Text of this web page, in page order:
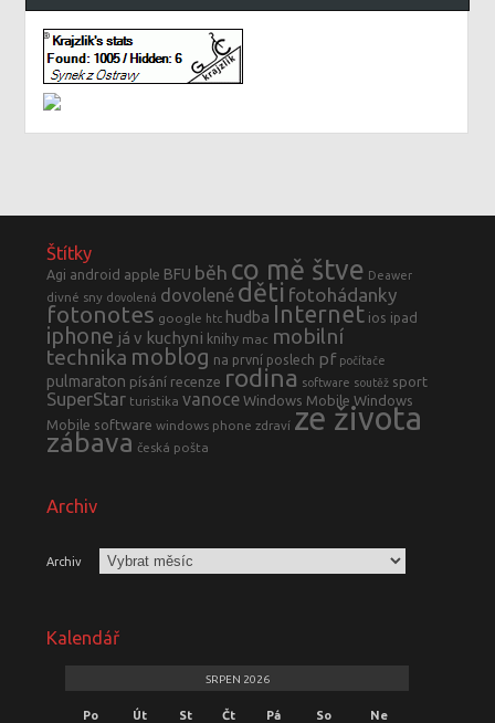
Štítky
Agi android apple BFU běh co mě štve Deawer
divné sny dovolená dovolené děti fotohádanky
fotonotes google htc hudba Internet ios ipad
iphone já v kuchyni knihy mac mobilní
technika moblog na první poslech pf počítače
pulmaraton písání recenze rodina software soutěž sport
SuperStar turistika vanoce Windows Mobile Windows
Mobile software windows phone zdraví ze života
zábava česká pošta
Archiv
Archiv
Kalendář
SRPEN 2026
Po Út St Čt Pá So Ne